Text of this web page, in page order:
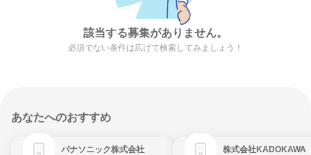
該当する募集がありません。
必須でない条件は広げて検索してみましょう！
あなたへのおすすめ
パナソニック株式会社 株式会社KADOKAWA